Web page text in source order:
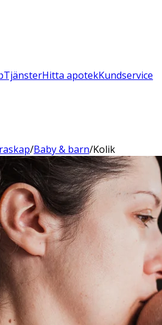
TjänsterHitta apotekKundservice
/Baby & barn/Kolik